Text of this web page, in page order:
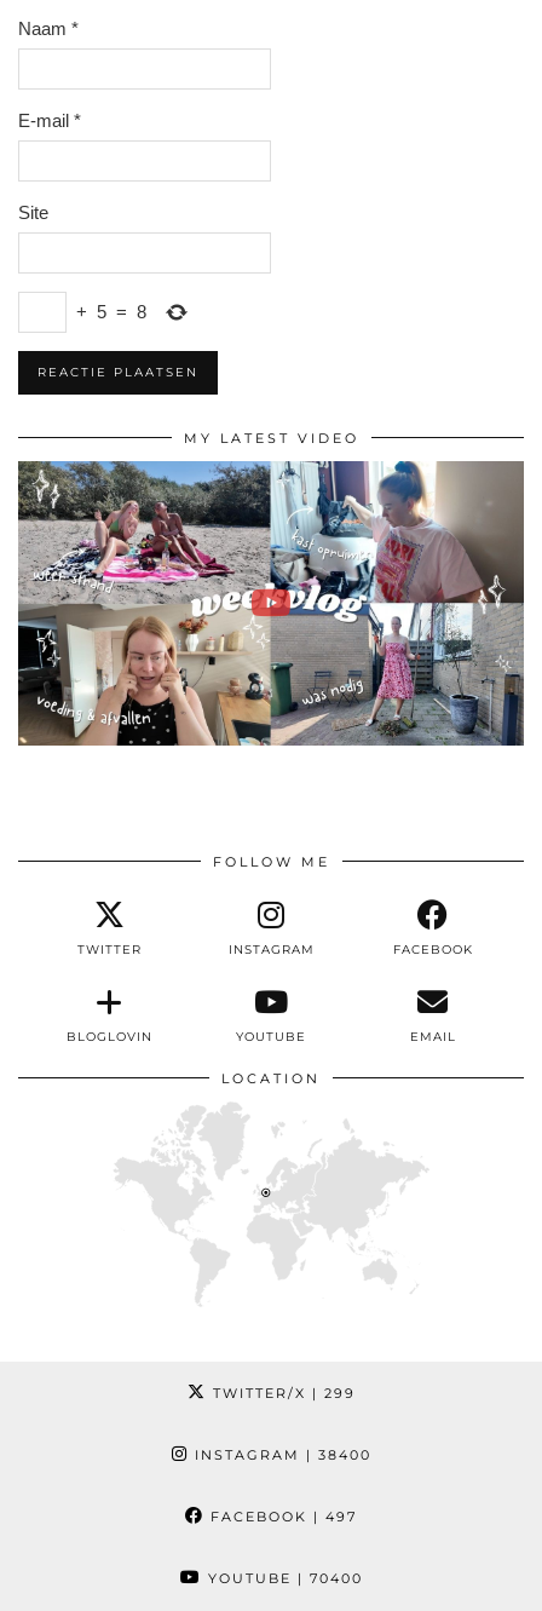
Naam *
E-mail *
Site
+ 5 = 8
MY LATEST VIDEO
FOLLOW ME
TWITTER INSTAGRAM FACEBOOK
BLOGLOVIN YOUTUBE EMAIL
LOCATION
TWITTER/X | 299
INSTAGRAM | 38400
FACEBOOK | 497
YOUTUBE | 70400